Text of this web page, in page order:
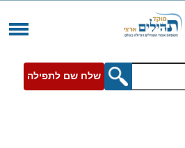
שלח שם לתפילה